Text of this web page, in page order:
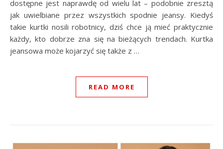
dostępne jest naprawdę od wielu lat – podobnie zresztą
jak uwielbiane przez wszystkich spodnie jeansy. Kiedyś
takie kurtki nosili robotnicy, dziś chce ją mieć praktycznie
każdy, kto dobrze zna się na bieżących trendach. Kurtka
jeansowa może kojarzyć się także z …
READ MORE